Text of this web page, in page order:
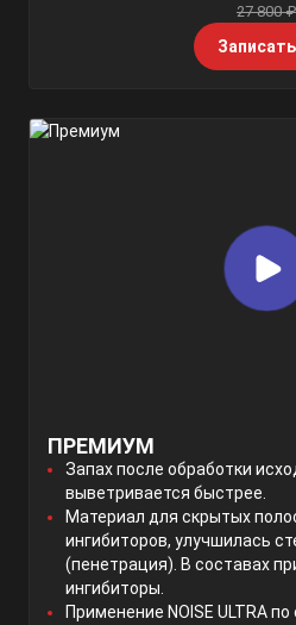
27 800 ₽
ПРЕМИУМ
Запах после обработки
выветривается быстрее.
Материал для скрытых
ингибиторов, улучшилась
(пенетрация). В составах
ингибиторы.
Применение NOISE ULTRA